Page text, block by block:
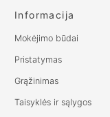
Informacija
Mokėjimo būdai
Pristatymas
Grąžinimas
Taisyklės ir sąlygos